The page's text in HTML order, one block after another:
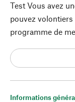
Informations
Test Vous avez
pouvez
programme de